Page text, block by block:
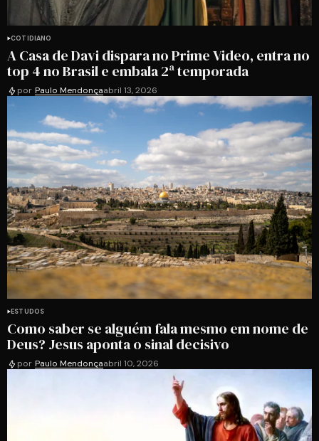
COTIDIANO
A Casa de Davi dispara no Prime Video, entra no
top 4 no Brasil e embala 2ª temporada
por Paulo Mendonçaabril 13, 2026
ESTUDOS
Como saber se alguém fala mesmo em nome de
Deus? Jesus aponta o sinal decisivo
por Paulo Mendonçaabril 10, 2026